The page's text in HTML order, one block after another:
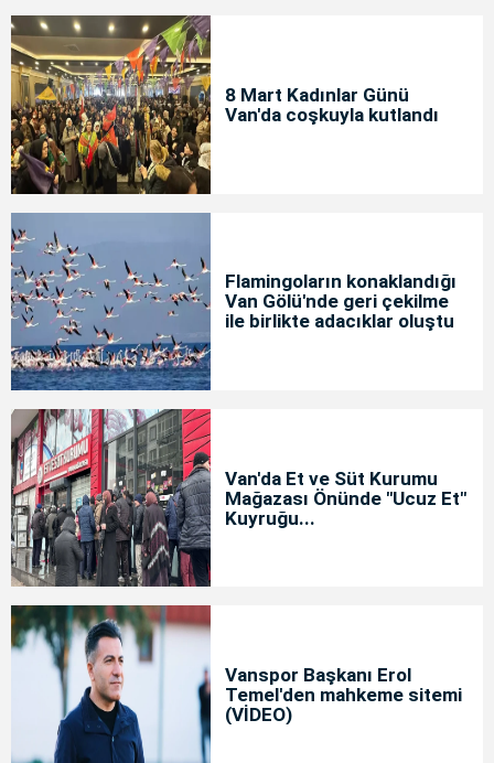
8 Mart Kadınlar Günü
Van'da coşkuyla kutlandı
Flamingoların konaklandığı
Van Gölü'nde geri çekilme
ile birlikte adacıklar oluştu
Van'da Et ve Süt Kurumu
Mağazası Önünde "Ucuz Et"
Kuyruğu...
Vanspor Başkanı Erol
Temel'den mahkeme sitemi
(VİDEO)